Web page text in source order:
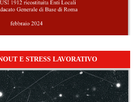
E STRESS LAVORATIVO